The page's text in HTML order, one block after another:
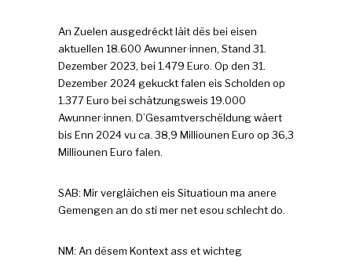
An Zuelen ausgedréckt läit dës bei eisen
aktuellen 18.600 Awunner·innen, Stand 31.
Dezember 2023, bei 1.479 Euro. Op den 31.
Dezember 2024 gekuckt falen eis Scholden op
1.377 Euro bei schätzungsweis 19.000
Awunner·innen. D’Gesamtverschëldung wäert
bis Enn 2024 vu ca. 38,9 Milliounen Euro op 36,3
Milliounen Euro falen.
SAB: Mir vergläichen eis Situatioun ma anere
Gemengen an do sti mer net esou schlecht do.
NM: An dësem Kontext ass et wichteg